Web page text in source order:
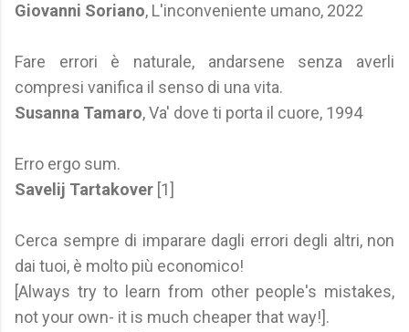
Giovanni Soriano, L'inconveniente umano, 2022
Fare errori è naturale, andarsene senza averli
compresi vanifica il senso di una vita.
Susanna Tamaro, Va' dove ti porta il cuore, 1994
Erro ergo sum.
Savelij Tartakover [1]
Cerca sempre di imparare dagli errori degli altri, non
dai tuoi, è molto più economico!
[Always try to learn from other people's mistakes,
not your own- it is much cheaper that way!].